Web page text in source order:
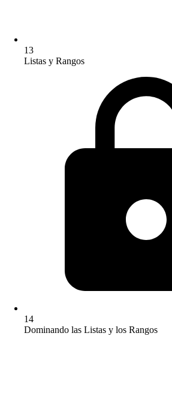
13
Listas y Rangos
14
Dominando las Listas y los Rangos